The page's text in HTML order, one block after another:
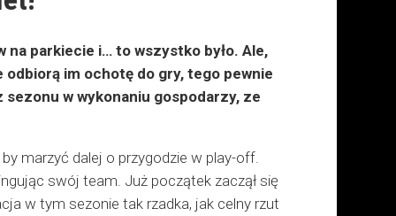
na parkiecie i… to wszystko było. Ale,
im ochotę do gry, tego pewnie
sezonu w wykonaniu gospodarzy, ze
marzyć dalej o przygodzie w play-off.
swój team. Już początek zaczął się
w tym sezonie tak rzadka, jak celny rzut